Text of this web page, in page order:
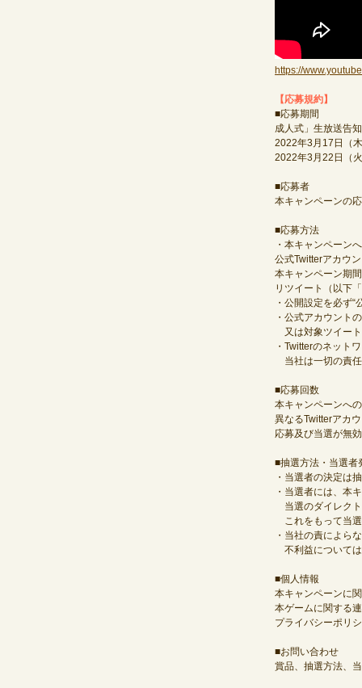
https://
【応募規約】
■応募期間
成人式」生放送告
2022年3月17日（
2022年3月22日（
■応募者
本キャンペーンの
■応募方法
・本キャンペーン
公式Twitterアカウ
本キャンペーン期
リツイート（以下
・公開設定を必ず
・公式アカウント
又は対象ツイー
・Twitterのネット
当社は一切の責
■応募回数
本キャンペーンへ
異なるTwitterアカ
応募及び当選が無
■抽選方法・当選者
・当選者の決定は
・当選者には、本
当選のダイレク
これをもって当
・当社の責によら
不利益について
■個人情報
本キャンペーンに
本ゲームに関する
プライバシーポリ
■お問い合わせ
賞品、抽選方法、